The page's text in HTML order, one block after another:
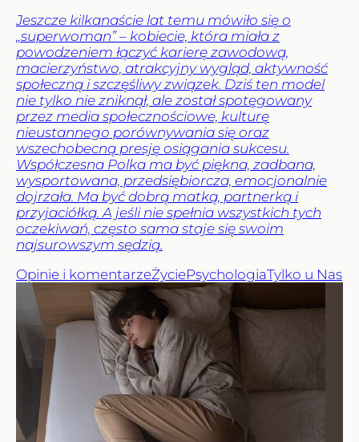
Jeszcze kilkanaście lat temu mówiło się o
„superwoman” – kobiecie, która miała z
powodzeniem łączyć karierę zawodową,
macierzyństwo, atrakcyjny wygląd, aktywność
społeczną i szczęśliwy związek. Dziś ten model
nie tylko nie zniknął, ale został spotęgowany
przez media społecznościowe, kulturę
nieustannego porównywania się oraz
wszechobecną presję osiągania sukcesu.
Współczesna Polka ma być piękna, zadbana,
wysportowana, przedsiębiorcza, emocjonalnie
dojrzała. Ma być dobrą matką, partnerką i
przyjaciółką. A jeśli nie spełnia wszystkich tych
oczekiwań, często sama staje się swoim
najsurowszym sędzią.
Opinie i komentarzeŻyciePsychologiaTylko u Nas